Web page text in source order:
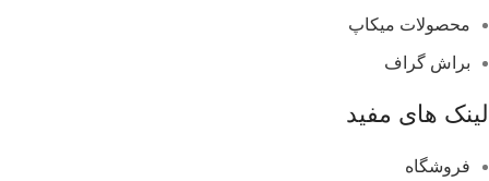
محصولات میکاپ
براش گراف
لینک های مفید
فروشگاه